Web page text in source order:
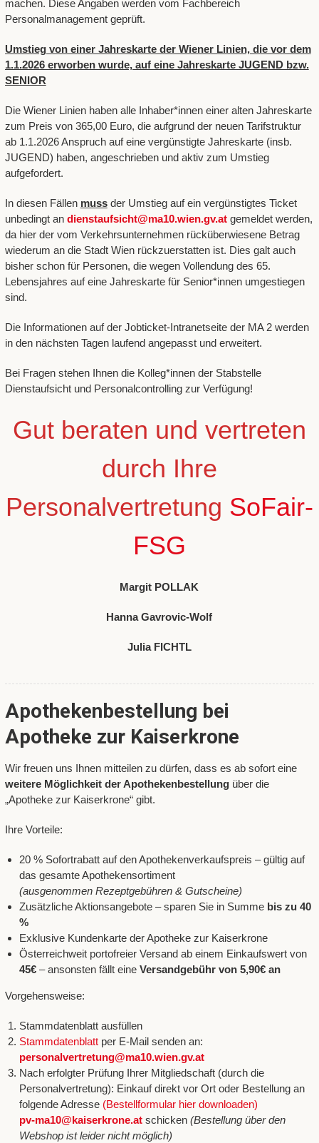
machen. Diese Angaben werden vom Fachbereich
Personalmanagement geprüft.
Umstieg von einer Jahreskarte der Wiener Linien, die vor dem
1.1.2026 erworben wurde, auf eine Jahreskarte JUGEND bzw.
SENIOR
Die Wiener Linien haben alle Inhaber*innen einer alten Jahreskarte
zum Preis von 365,00 Euro, die aufgrund der neuen Tarifstruktur
ab 1.1.2026 Anspruch auf eine vergünstigte Jahreskarte (insb.
JUGEND) haben, angeschrieben und aktiv zum Umstieg
aufgefordert.
In diesen Fällen mussder Umstieg auf ein vergünstigtes Ticket
unbedingt an dienstaufsicht@ma10.wien.gv.atgemeldet werden,
da hier der vom Verkehrsunternehmen rücküberwiesene Betrag
wiederum an die Stadt Wien rückzuerstatten ist. Dies galt auch
bisher schon für Personen, die wegen Vollendung des 65.
Lebensjahres auf eine Jahreskarte für Senior*innen umgestiegen
sind.
Die Informationen auf der Jobticket-Intranetseite der MA 2 werden
in den nächsten Tagen laufend angepasst und erweitert.
Bei Fragen stehen Ihnen die Kolleg*innen der Stabstelle
Dienstaufsicht und Personalcontrolling zur Verfügung!
Gut beraten und vertreten
durch Ihre
Personalvertretung SoFair-
FSG
Margit POLLAK
Hanna Gavrovic-Wolf
Julia FICHTL
Apothekenbestellung bei
Apotheke zur Kaiserkrone
Wir freuen uns Ihnen mitteilen zu dürfen, dass es ab sofort eine
weitere Möglichkeit der Apothekenbestellungüber die
„Apotheke zur Kaiserkrone“ gibt.
Ihre Vorteile:
20 % Sofortrabatt auf den Apothekenverkaufspreis – gültig auf
das gesamte Apothekensortiment
(ausgenommen Rezeptgebühren & Gutscheine)
Zusätzliche Aktionsangebote – sparen Sie in Summe bis zu 40
%
Exklusive Kundenkarte der Apotheke zur Kaiserkrone
Österreichweit portofreier Versand ab einem Einkaufswert von
45€ – ansonsten fällt eineVersandgebühr von 5,90€ an
Vorgehensweise:
Stammdatenblatt ausfüllen
Stammdatenblatt per E-Mail senden an:
personalvertretung@ma10.wien.gv.at
Nach erfolgter Prüfung Ihrer Mitgliedschaft (durch die
Personalvertretung): Einkauf direkt vor Ort oder Bestellung an
folgende Adresse (Bestellformular hier downloaden)
pv-ma10@kaiserkrone.atschicken (Bestellung über den
Webshop ist leider nicht möglich)